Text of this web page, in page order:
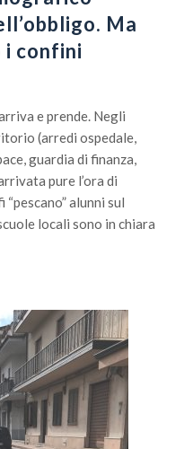
Ma
i confini
e prende. Negli
(arredi ospedale,
guardia di finanza,
pure l’ora di
alunni sul
locali sono in chiara